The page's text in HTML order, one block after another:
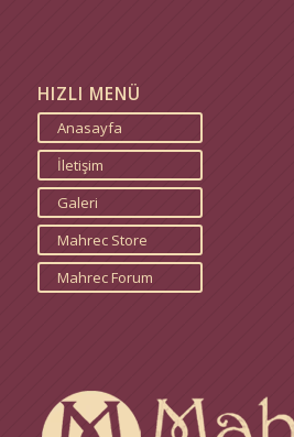
HIZLI MENÜ
Anasayfa
İletişim
Galeri
Mahrec Store
Mahrec Forum